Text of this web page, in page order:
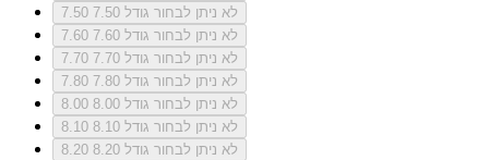
7.50
לא ניתן לבחור גודל 7.50
7.60
לא ניתן לבחור גודל 7.60
7.70
לא ניתן לבחור גודל 7.70
7.80
לא ניתן לבחור גודל 7.80
8.00
לא ניתן לבחור גודל 8.00
8.10
לא ניתן לבחור גודל 8.10
8.20
לא ניתן לבחור גודל 8.20